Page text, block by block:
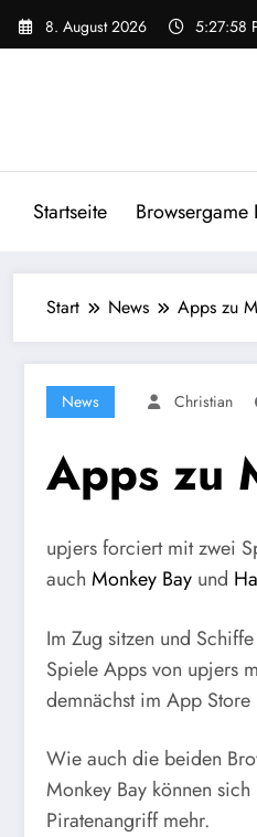
Zum
Inhalt
8. August 2026 5:27:58
Startseite Browsergame
Start News Apps zu
News Christian
Apps zu
upjers forciert mit zwei
auch Monkey Bay und
Im Zug sitzen und
Spiele Apps von upjers
demnächst im App
Wie auch die beiden
Monkey Bay können
Piratenangriff mehr.